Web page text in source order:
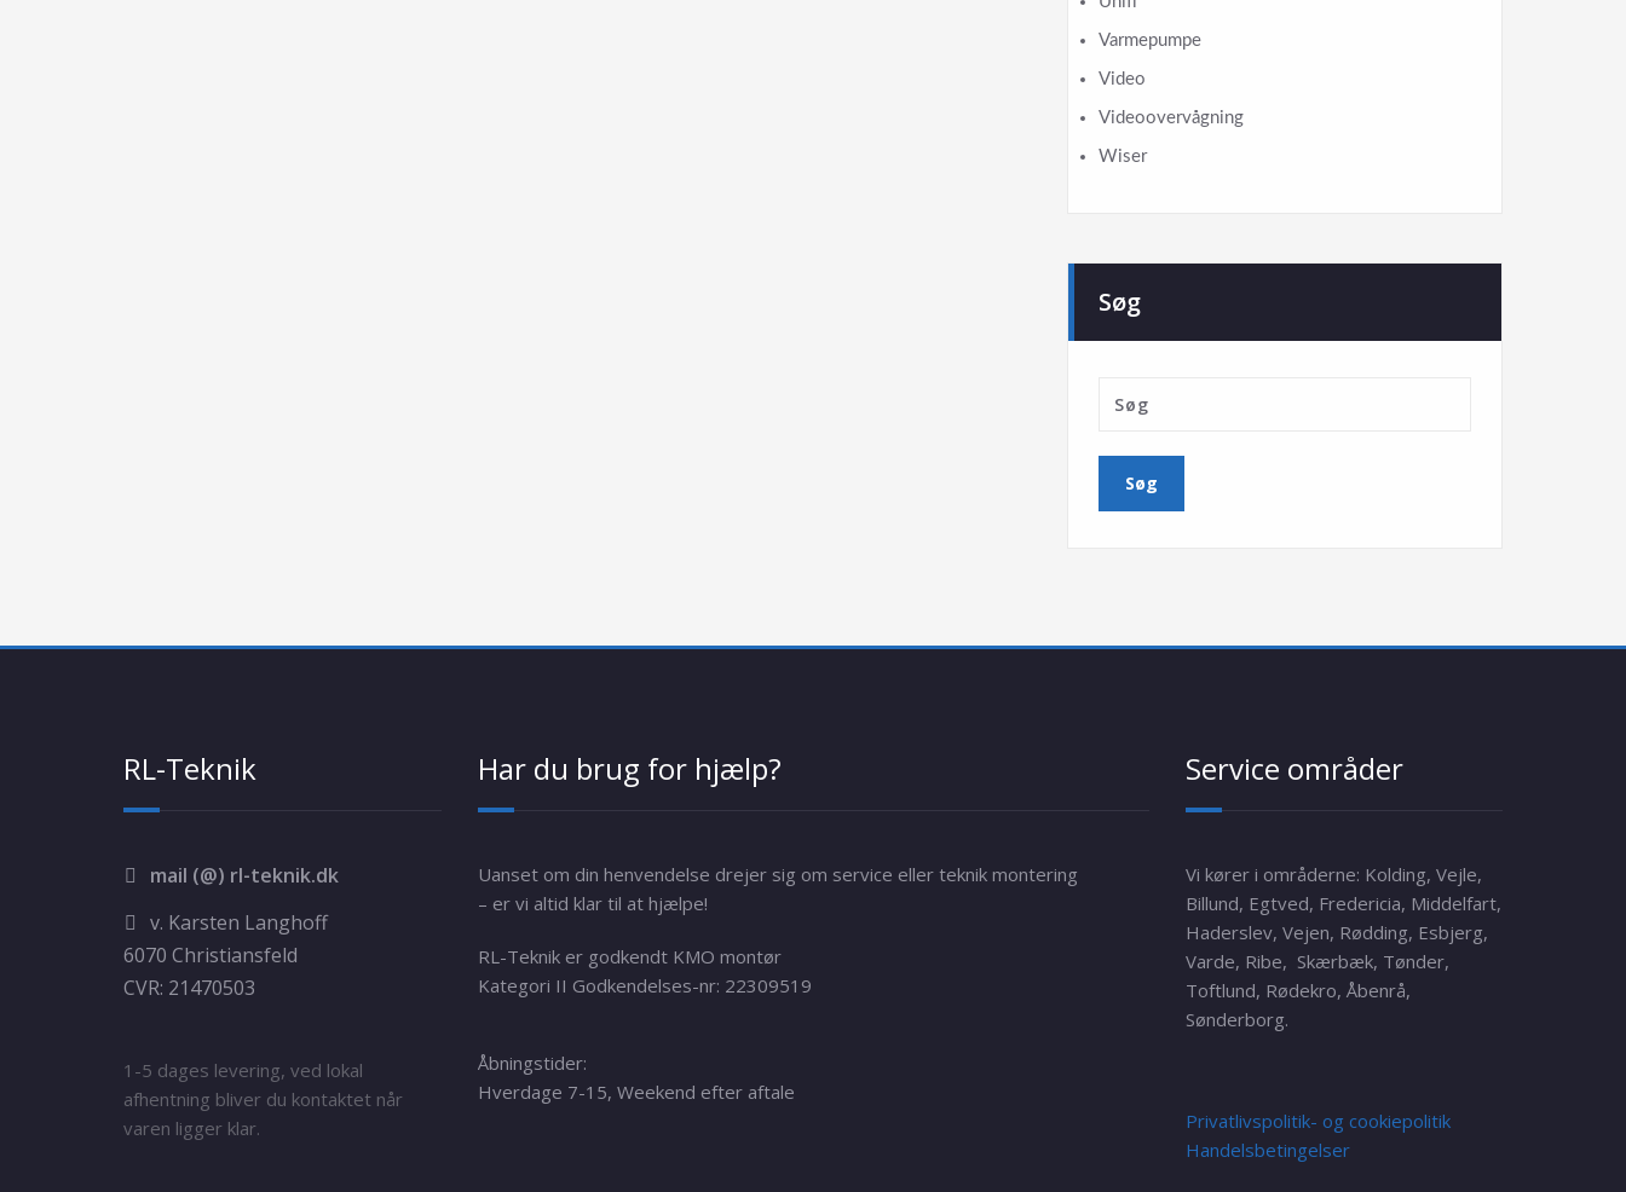
Varmepumpe
Video
Videoovervågning
Wiser
Søg
RL-Teknik
mail (@) rl-teknik.dk
v. Karsten Langhoff
6070 Christiansfeld
CVR: 21470503
1-5 dages levering, ved lokal
afhentning bliver du kontaktet når
varen ligger klar.
Har du brug for hjælp?
Uanset om din henvendelse drejer sig om service eller teknik montering
– er vi altid klar til at hjælpe!
RL-Teknik er godkendt KMO montør
Kategori II Godkendelses-nr: 22309519
Åbningstider:
Hverdage 7-15, Weekend efter aftale
Service områder
Vi kører i områderne: Kolding, Vejle,
Billund, Egtved, Fredericia, Middelfart,
Haderslev, Vejen, Rødding, Esbjerg,
Varde, Ribe, Skærbæk, Tønder,
Toftlund, Rødekro, Åbenrå,
Sønderborg.
Privatlivspolitik- og cookiepolitik
Handelsbetingelser